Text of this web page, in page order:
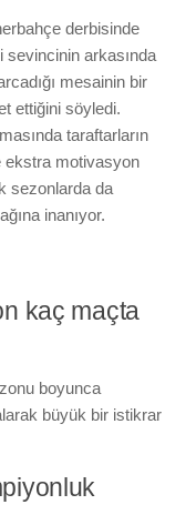
derbisinde
sevincinin arkasında
mesainin bir
ettiğini söyledi.
taraftarların
ekstra motivasyon
sezonlarda da
inanıyor.
kaç maçta
boyunca
büyük bir istikrar